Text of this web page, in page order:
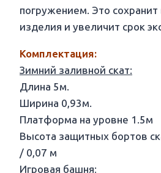
погружением. Это
изделия и увеличит срок
Комплектация:
Зимний заливной скат:
Длина 5м.
Ширина 0,93м.
Платформа на уровне 1.5м
Высота защитных бортов
/ 0,07 м
Игровая башня: